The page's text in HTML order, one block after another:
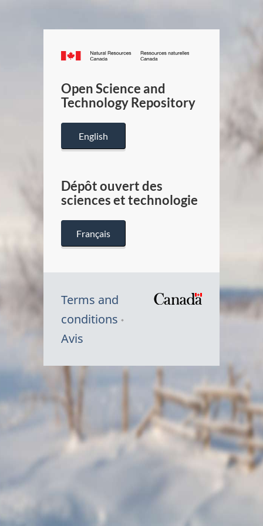
Canada.ca
/
Canada
Open Science and
Technology Repository
English
Dépôt ouvert des
sciences et technologie
Français
Terms and
conditions
Avis
Symbole
Canada